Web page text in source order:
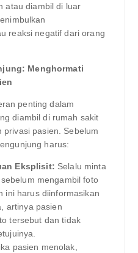
atau diambil di luar
reaksi negatif dari orang
Menghormati
penting dalam
diambil di rumah sakit
privasi pasien. Sebelum
harus:
Eksplisit: Selalu minta
mengambil foto
ini harus diinformasikan
artinya pasien
tersebut dan tidak
pasien menolak,